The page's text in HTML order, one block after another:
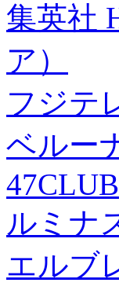
集英社
ア）
フジテ
ベルー
47CLUB
ルミナ
エルブ